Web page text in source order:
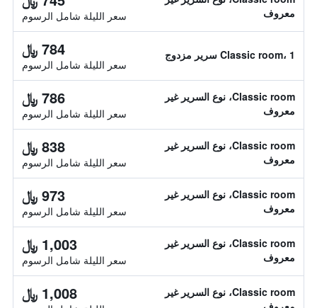
معروف
سعر الليلة شامل الرسوم
Classic room، 1 سرير مزدوج 784 ﷼
سعر الليلة شامل الرسوم
Classic room، نوع السرير غير
معروف
786 ﷼
سعر الليلة شامل الرسوم
Classic room، نوع السرير غير
معروف
838 ﷼
سعر الليلة شامل الرسوم
Classic room، نوع السرير غير
معروف
973 ﷼
سعر الليلة شامل الرسوم
Classic room، نوع السرير غير
معروف
1,003 ﷼
سعر الليلة شامل الرسوم
Classic room، نوع السرير غير
1,008 ﷼